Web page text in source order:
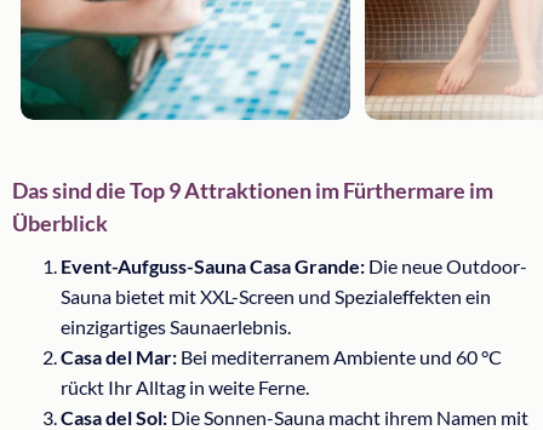
Das sind die Top 9 Attraktionen im Fürthermare im
Überblick
Event-Aufguss-Sauna Casa Grande: Die neue Outdoor-
Sauna bietet mit XXL-Screen und Spezialeffekten ein
einzigartiges Saunaerlebnis.
Casa del Mar: Bei mediterranem Ambiente und 60 °C
rückt Ihr Alltag in weite Ferne.
Casa del Sol: Die Sonnen-Sauna macht ihrem Namen mit